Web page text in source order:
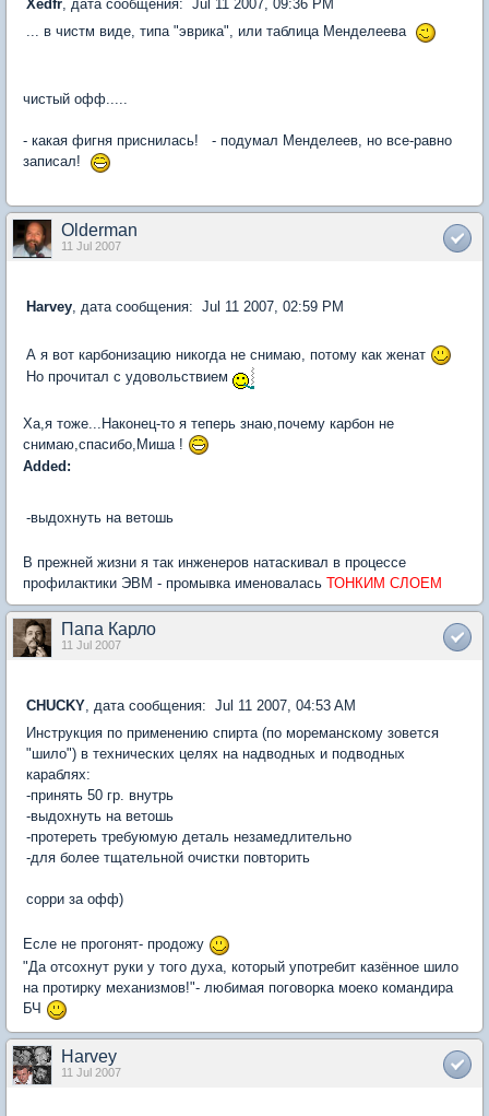
Xedfr, дата сообщения: Jul 11 2007, 09:36 PM
... в чистм виде, типа "эврика", или таблица Менделеева
чистый офф.....
- какая фигня приснилась! - подумал Менделеев, но все-равно
записал!
Olderman
11 Jul 2007
Harvey , дата сообщения: Jul 11 2007, 02:59 PM
А я вот карбонизацию никогда не снимаю, потому как женат
Но прочитал с удовольствием
Ха,я тоже...Наконец-то я теперь знаю,почему карбон не
снимаю,спасибо,Миша !
Added:
-выдохнуть на ветошь
В прежней жизни я так инженеров натаскивал в процессе
профилактики ЭВМ - промывка именовалась ТОНКИМ СЛОЕМ
Папа Карло
11 Jul 2007
CHUCKY, дата сообщения: Jul 11 2007, 04:53 AM
Инструкция по применению спирта (по мореманскому зовется
"шило") в технических целях на надводных и подводных
караблях:
-принять 50 гр. внутрь
-выдохнуть на ветошь
-протереть требуюмую деталь незамедлительно
-для более тщательной очистки повторить
сорри за офф)
Есле не прогонят- продожу
"Да отсохнут руки у того духа, который употребит казённое шило
на протирку механизмов!"- любимая поговорка моеко командира
БЧ
Harvey
11 Jul 2007